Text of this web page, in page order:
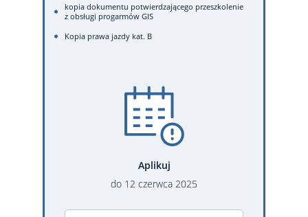
kopia dokumentu potwierdzającego przeszkolenie
z obsługi progarmów GIS
Kopia prawa jazdy kat. B
Aplikuj
do 12 czerwca 2025